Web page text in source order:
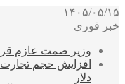
۱۴۰۵/۰۵/۱۵
خبر فوری
وزیر صمت عازم
دلار